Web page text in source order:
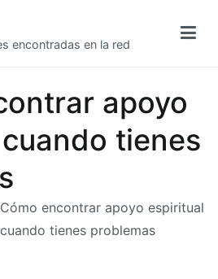
encontradas en la red
apoyo
tienes
Cómo encontrar apoyo espiritual
cuando tienes problemas